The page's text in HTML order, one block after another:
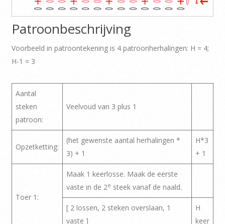
Patroonbeschrijving
Voorbeeld in patroontekening is 4 patroonherhalingen: H = 4;
H-1 = 3
Aantal
steken
patroon:
Veelvoud van 3 plus 1
Opzetketting:
(het gewenste aantal herhalingen *
3) + 1
H*3
+ 1
Toer 1:
Maak 1 keerlosse. Maak de eerste
vaste in de 2e steek vanaf de naald.
[ 2 lossen, 2 steken overslaan, 1
vaste ]
H
keer